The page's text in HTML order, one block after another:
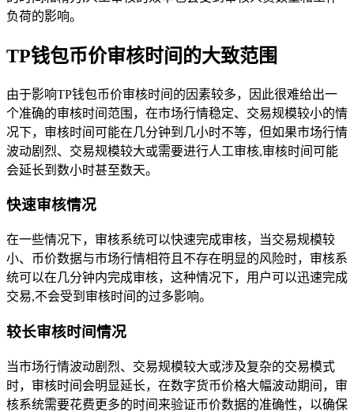
负荷的影响。
TP钱包币价审核时间的大致范围
由于影响TP钱包币价审核时间的因素较多，因此很难给出一
个准确的审核时间范围，在市场行情稳定、交易规模较小的情
况下，审核时间可能在几分钟到几小时不等，但如果市场行情
波动剧烈、交易规模较大或需要进行人工审核,审核时间可能
会延长到数小时甚至数天。
快速审核情况
在一些情况下，审核系统可以快速完成审核，当交易规模较
小、币价数据与市场行情相符且不存在明显的风险时，审核系
统可以在几分钟内完成审核，这种情况下，用户可以迅速完成
交易,不会受到审核时间的过多影响。
较长审核时间情况
当市场行情波动剧烈、交易规模较大或涉及复杂的交易模式
时，审核时间会明显延长，在数字货币价格大幅波动期间，审
核系统需要花费更多的时间来验证币价数据的准确性，以确保